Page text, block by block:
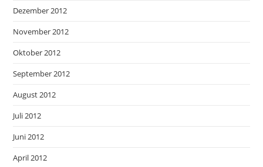
Dezember 2012
November 2012
Oktober 2012
September 2012
August 2012
Juli 2012
Juni 2012
April 2012